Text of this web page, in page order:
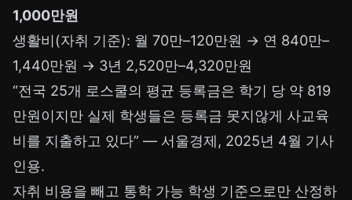
1,000만원
생활비(자취 기준): 월 70만–120만원 → 연 840만–
1,440만원 → 3년 2,520만–4,320만원
“전국 25개 로스쿨의 평균 등록금은 학기 당 약 819
만원이지만 실제 학생들은 등록금 못지않게 사교육
비를 지출하고 있다” — 서울경제, 2025년 4월 기사
인용.
자취 비용을 빼고 통학 가능 학생 기준으로만 산정하